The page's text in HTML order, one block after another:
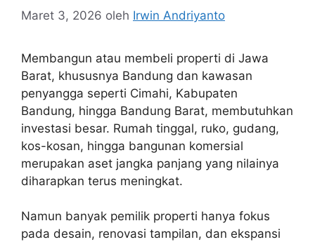
Maret 3, 2026 oleh Irwin Andriyanto
Membangun atau membeli properti di Jawa
Barat, khususnya Bandung dan kawasan
penyangga seperti Cimahi, Kabupaten
Bandung, hingga Bandung Barat, membutuhkan
investasi besar. Rumah tinggal, ruko, gudang,
kos-kosan, hingga bangunan komersial
merupakan aset jangka panjang yang nilainya
diharapkan terus meningkat.
Namun banyak pemilik properti hanya fokus
pada desain, renovasi tampilan, dan ekspansi